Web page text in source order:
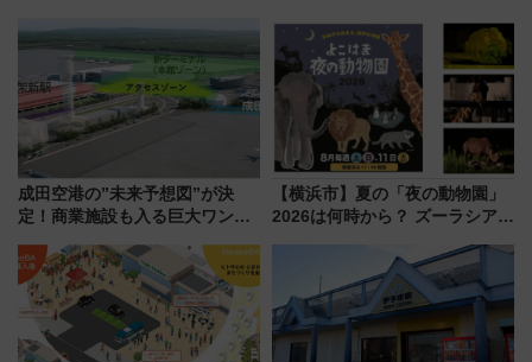
CHIKUGO」で巡る福岡･太宰
府･柳川の旅！YouTubeが公開
に
成田空港の”未来予想図”が決
定！商業施設も入る巨大ワンタ
で新型特急が品川･羽田とを結
ぶ！ JR空港駅は2面3線化！
【横浜市】夏の「夜の動物園」
2026は何時から？ ズーラシア・
見どころ、限定イベントを徹底
解説！